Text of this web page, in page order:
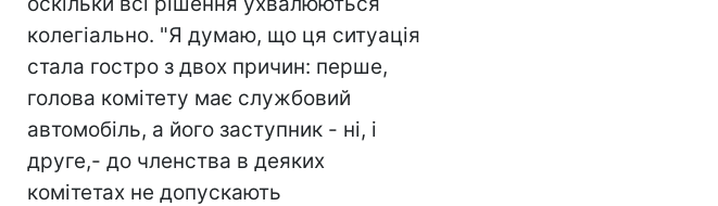
колегіально. "Я думаю, що ця ситуація
стала гостро з двох причин: перше,
голова комітету має службовий
автомобіль, а його заступник - ні, і
друге,- до членства в деяких
комітетах не допускають